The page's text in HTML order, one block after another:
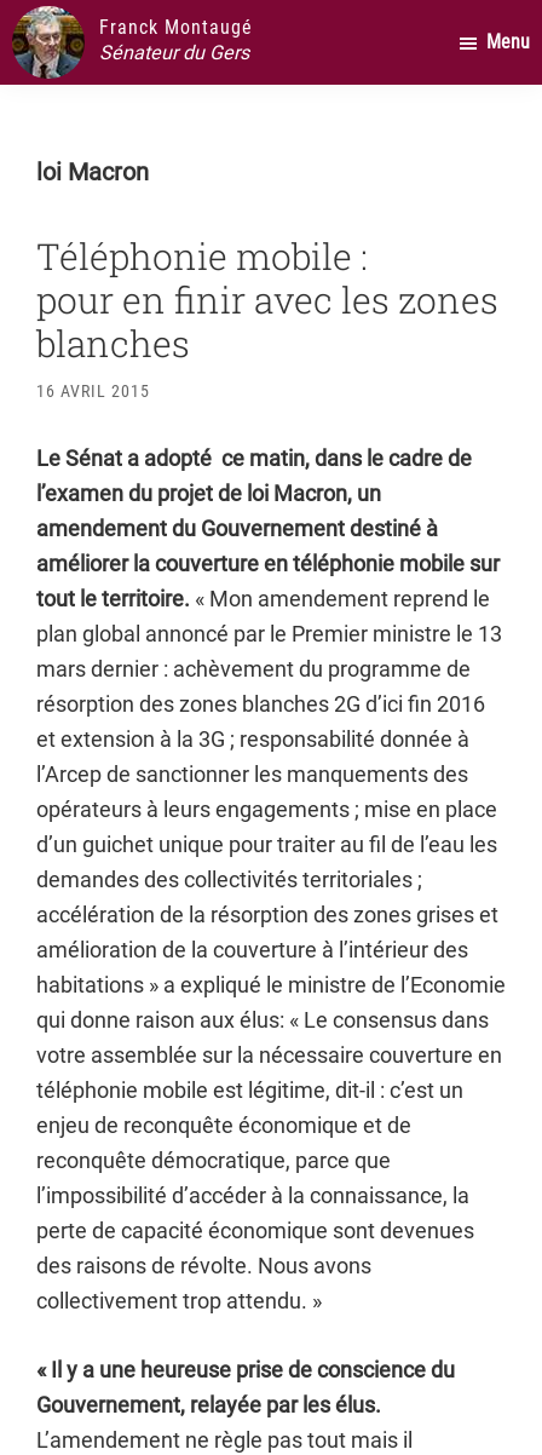
Passer
au
contenu
Passer
la
latérale
Passer
au
pied
page
Franck Montaugé
Sénateur du Gers
Menu
loi Macron
Téléphonie mobile :
pour en finir avec les zones
blanches
16 AVRIL 2015
Le Sénat a adopté ce matin, dans le cadre de
l’examen du projet de loi Macron, un
amendement du Gouvernement destiné à
améliorer la couverture en téléphonie mobile sur
tout le territoire. « Mon amendement reprend le
plan global annoncé par le Premier ministre le 13
mars dernier : achèvement du programme de
résorption des zones blanches 2G d’ici fin 2016
et extension à la 3G ; responsabilité donnée à
l’Arcep de sanctionner les manquements des
opérateurs à leurs engagements ; mise en place
d’un guichet unique pour traiter au fil de l’eau les
demandes des collectivités territoriales ;
accélération de la résorption des zones grises et
amélioration de la couverture à l’intérieur des
habitations » a expliqué le ministre de l’Economie
qui donne raison aux élus: « Le consensus dans
votre assemblée sur la nécessaire couverture en
téléphonie mobile est légitime, dit-il : c’est un
enjeu de reconquête économique et de
reconquête démocratique, parce que
l’impossibilité d’accéder à la connaissance, la
perte de capacité économique sont devenues
des raisons de révolte. Nous avons
collectivement trop attendu. »
« Il y a une heureuse prise de conscience du
Gouvernement, relayée par les élus.
L’amendement ne règle pas tout mais il